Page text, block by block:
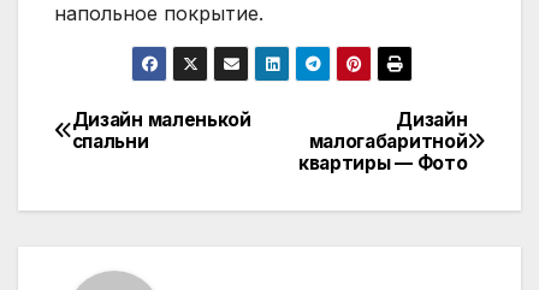
напольное покрытие.
Навигация
Дизайн
малогабаритной
квартиры — Фото
Дизайн маленькой
спальни